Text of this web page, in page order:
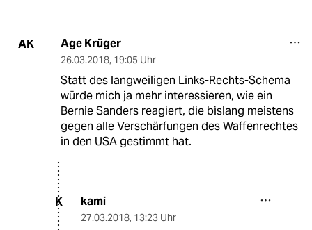
AK Age Krüger
26.03.2018, 19:05 Uhr
Statt des langweiligen Links-Rechts-Schema
würde mich ja mehr interessieren, wie ein
Bernie Sanders reagiert, die bislang meistens
gegen alle Verschärfungen des Waffenrechtes
in den USA gestimmt hat.
K kami
27.03.2018, 13:23 Uhr